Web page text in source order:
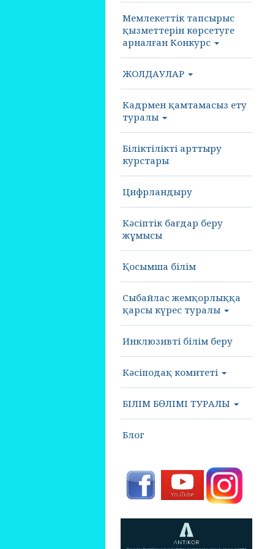
Мемлекеттік тапсырыс
қызметтерін көрсетуге
арналған Конкурс
ЖОЛДАУЛАР
Кадрмен қамтамасыз ету
туралы
Біліктілікті арттыру
курстары
Цифрландыру
Кәсіптік бағдар беру
жұмысы
Қосымша білім
Сыбайлас жемқорлыққа
қарсы күрес туралы
Инклюзивті білім беру
Кәсіподақ комитеті
БІЛІМ БӨЛІМІ ТУРАЛЫ
Блог